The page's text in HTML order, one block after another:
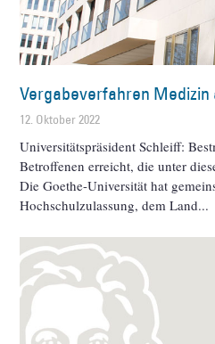
Vergabeverfahren
12. Oktober 2022
Universitätspräsident Schleiff:
Betroffenen erreicht, die unter
Die Goethe-Universität hat
Hochschulzulassung, dem Land